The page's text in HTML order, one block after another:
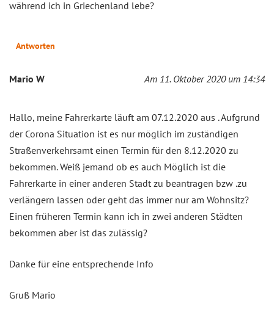
während ich in Griechenland lebe?
Antworten
Mario W Am 11. Oktober 2020 um 14:34
Hallo, meine Fahrerkarte läuft am 07.12.2020 aus . Aufgrund
der Corona Situation ist es nur möglich im zuständigen
Straßenverkehrsamt einen Termin für den 8.12.2020 zu
bekommen. Weiß jemand ob es auch Möglich ist die
Fahrerkarte in einer anderen Stadt zu beantragen bzw .zu
verlängern lassen oder geht das immer nur am Wohnsitz?
Einen früheren Termin kann ich in zwei anderen Städten
bekommen aber ist das zulässig?
Danke für eine entsprechende Info
Gruß Mario